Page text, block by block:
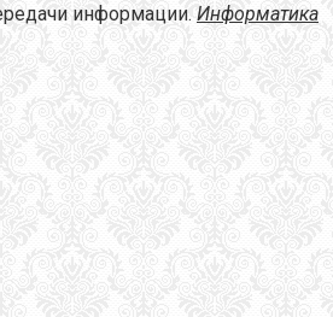
информации. Информатика